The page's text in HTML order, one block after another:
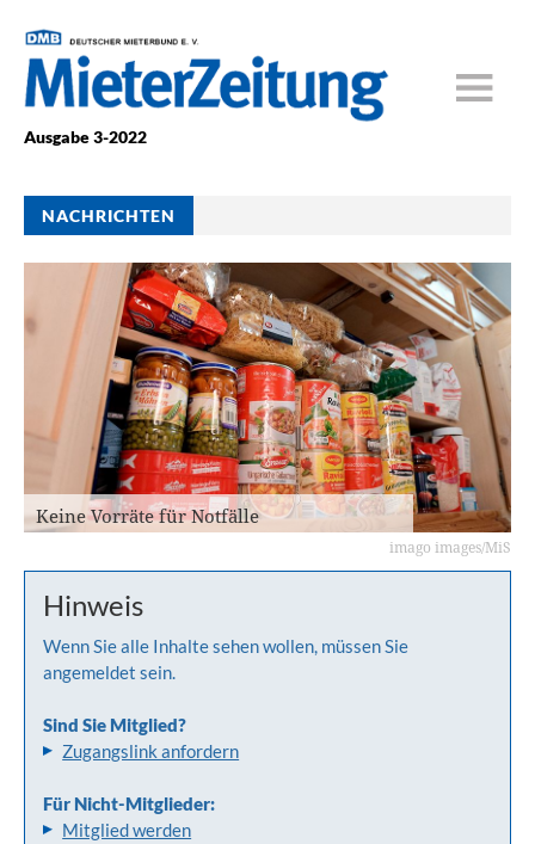
Ausgabe 3-2022
NACHRICHTEN
Keine Vorräte für Notfälle
imago images/MiS
Hinweis
Wenn Sie alle Inhalte sehen wollen, müssen Sie
angemeldet sein.
Sind Sie Mitglied?
Zugangslink anfordern
Für Nicht-Mitglieder:
Mitglied werden